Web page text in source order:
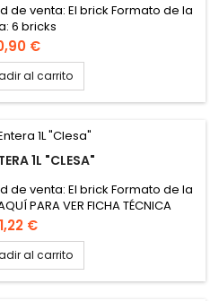
de venta: El brick Formato de la
6 bricks
€
al carrito
1L "CLESA"
de venta: El brick Formato de la
PARA VER FICHA TÉCNICA
Precio
1,22 €
al carrito